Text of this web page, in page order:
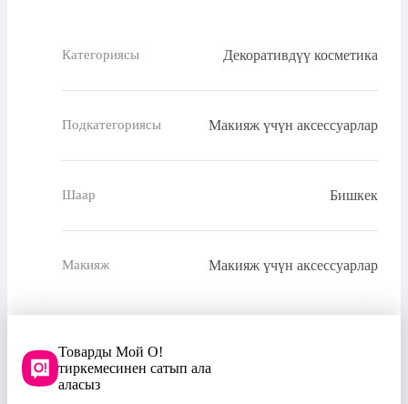
Категориясы Декоративдүү косметика
Подкатегориясы Макияж үчүн аксессуарлар
Шаар Бишкек
Макияж Макияж үчүн аксессуарлар
Товарды Мой О!
тиркемесинен сатып ала
аласыз